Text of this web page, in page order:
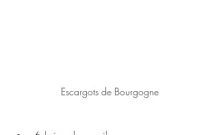
Escargots de Bourgogne